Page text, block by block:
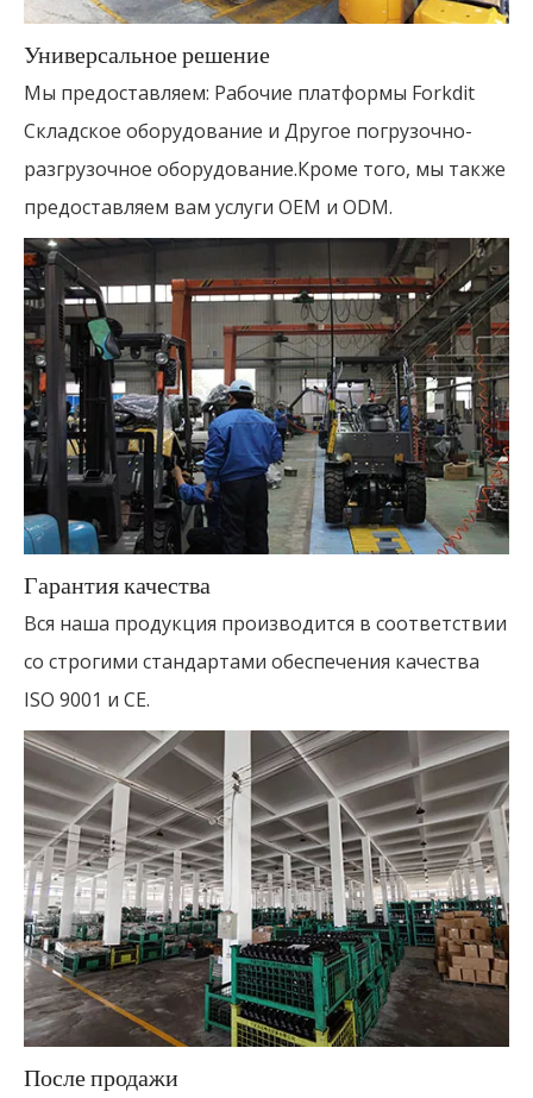
Универсальное решение
Мы предоставляем: Рабочие платформы Forkdit
Складское оборудование и Другое погрузочно-
разгрузочное оборудование.Кроме того, мы также
предоставляем вам услуги OEM и ODM.
Гарантия качества
Вся наша продукция производится в соответствии
со строгими стандартами обеспечения качества
ISO 9001 и CE.
После продажи